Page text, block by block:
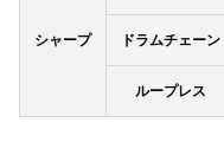
シャープ ドラムチェーン
ループレス